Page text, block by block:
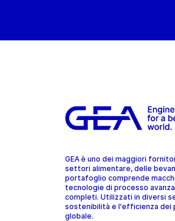
GEA è uno dei maggiori
settori alimentare, delle
portafoglio comprende
tecnologie di processo
completi. Utilizzati in diversi
sostenibilità e l'efficienza dei
globale.